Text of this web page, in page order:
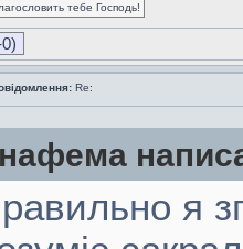
тебе Господь!
Re:
я